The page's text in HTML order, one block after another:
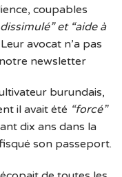
coupables
et “aide à
avocat n’a pas
notre newsletter
burundais,
il avait été “forcé”
dix ans dans la
son passeport.